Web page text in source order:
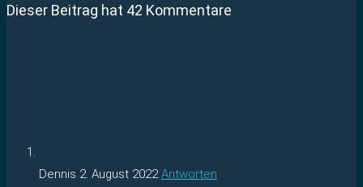
Dieser Beitrag hat 42 Kommentare
Dennis 2. August 2022 Antworten